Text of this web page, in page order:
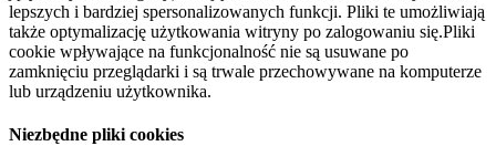
lepszych i bardziej spersonalizowanych funkcji. Pliki te umożliwiają
także optymalizację użytkowania witryny po zalogowaniu się.Pliki
cookie wpływające na funkcjonalność nie są usuwane po
zamknięciu przeglądarki i są trwale przechowywane na komputerze
lub urządzeniu użytkownika.
Niezbędne pliki cookies